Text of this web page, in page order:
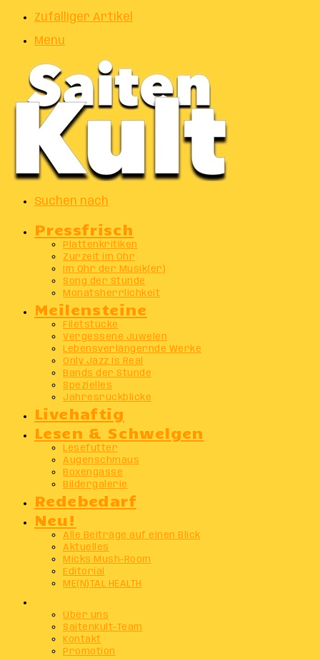
Zufälliger Artikel
Menu
Suchen nach
Pressfrisch
Plattenkritiken
Zurzeit im Ohr
Im Ohr der Musik(er)
Song der Stunde
Monatsherrlichkeit
Meilensteine
Filetstücke
Vergessene Juwelen
Lebensverlängernde Werke
Only Jazz Is Real
Bands der Stunde
Spezielles
Jahresrückblicke
Livehaftig
Lesen & Schwelgen
Lesefutter
Augenschmaus
Boxengasse
Bildergalerie
Redebedarf
Neu!
Alle Beiträge auf einen Blick
Aktuelles
Micks Mush-Room
Editorial
ME(N)TAL HEALTH
Über uns
SaitenKult-Team
Kontakt
Promotion